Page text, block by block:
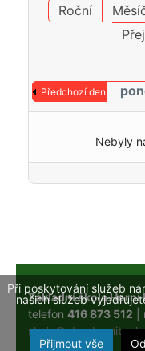
Roční
Předchozí den
Nebyly
Základní škola Horní
telefon 416 873 512 |
Při poskytování služeb
našich služeb
Přijmout vše